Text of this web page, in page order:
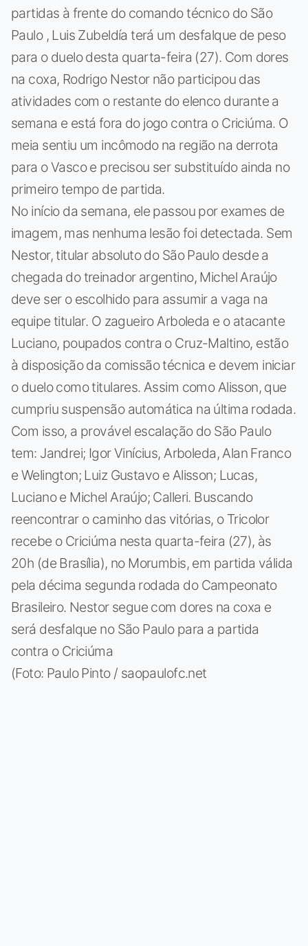
partidas à frente do comando técnico do São
Paulo , Luis Zubeldía terá um desfalque de peso
para o duelo desta quarta-feira (27). Com dores
na coxa, Rodrigo Nestor não participou das
atividades com o restante do elenco durante a
semana e está fora do jogo contra o Criciúma. O
meia sentiu um incômodo na região na derrota
para o Vasco e precisou ser substituído ainda no
primeiro tempo de partida.
No início da semana, ele passou por exames de
imagem, mas nenhuma lesão foi detectada. Sem
Nestor, titular absoluto do São Paulo desde a
chegada do treinador argentino, Michel Araújo
deve ser o escolhido para assumir a vaga na
equipe titular. O zagueiro Arboleda e o atacante
Luciano, poupados contra o Cruz-Maltino, estão
à disposição da comissão técnica e devem iniciar
o duelo como titulares. Assim como Alisson, que
cumpriu suspensão automática na última rodada.
Com isso, a provável escalação do São Paulo
tem: Jandrei; Igor Vinícius, Arboleda, Alan Franco
e Welington; Luiz Gustavo e Alisson; Lucas,
Luciano e Michel Araújo; Calleri. Buscando
reencontrar o caminho das vitórias, o Tricolor
recebe o Criciúma nesta quarta-feira (27), às
20h (de Brasília), no Morumbis, em partida válida
pela décima segunda rodada do Campeonato
Brasileiro. Nestor segue com dores na coxa e
será desfalque no São Paulo para a partida
contra o Criciúma
(Foto: Paulo Pinto / saopaulofc.net